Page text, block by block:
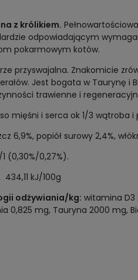
z królikiem.
odpowiadającym
pokarmowym kotów.
przyswajalna. Znakomicie
Jest bogata w Taurynę
trawienne i
i serca ok 1/3 wątroba i
6,9%, popiół surowy 2,4%,
(0,30%/0,27%).
kJ/100g
odżywiania/kg: witamina D3
0,825 mg, Tauryna 2000 mg,